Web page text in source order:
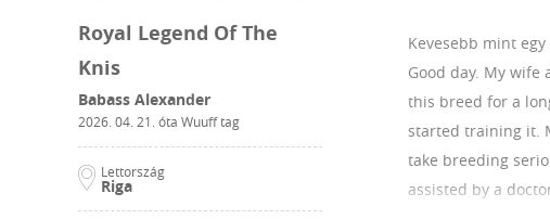
Royal Legend Of The
Knis
Babass Alexander
2026. 04. 21. óta Wuuff tag
Lettország
Riga
Kevesebb mint
Good day. My
this breed for a
started training it.
take breeding
assisted by a